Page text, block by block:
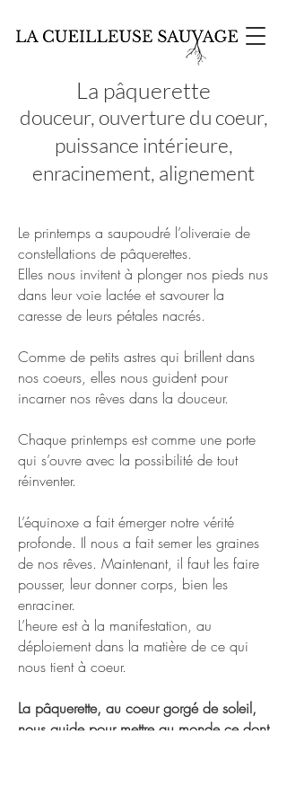
La pâquerette
douceur, ouverture du coeur,
puissance intérieure,
enracinement, alignement
Le printemps a saupoudré l’oliveraie de
constellations de pâquerettes.
Elles nous invitent à plonger nos pieds nus
dans leur voie lactée et savourer la
caresse de leurs pétales nacrés.
Comme de petits astres qui brillent dans
nos coeurs, elles nous guident pour
incarner nos rêves dans la douceur.
Chaque printemps est comme une porte
qui s’ouvre avec la possibilité de tout
réinventer.
L’équinoxe a fait émerger notre vérité
profonde. Il nous a fait semer les graines
de nos rêves. Maintenant, il faut les faire
pousser, leur donner corps, bien les
enraciner.
L’heure est à la manifestation, au
déploiement dans la matière de ce qui
nous tient à coeur.
La pâquerette, au coeur gorgé de soleil,
nous guide pour mettre au monde ce dont